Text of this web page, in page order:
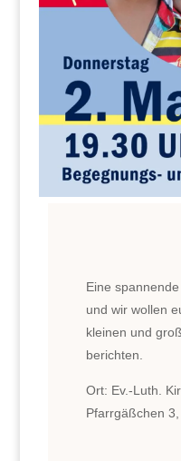
Eine
und wir wollen
kleinen und
berichten.
Ort: Ev.-Luth.
Pfarrgäßchen 3,